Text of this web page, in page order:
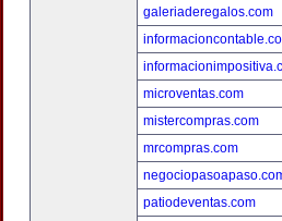
galeriaderegalos.com
microventas.com
mistercompras.com
mrcompras.com
patiodeventas.com